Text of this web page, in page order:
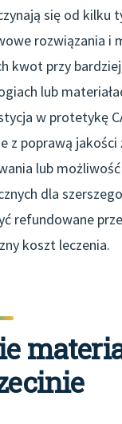
się od kilku
rozwiązania i
kwot przy
lub
w protetykę
z poprawą
lub
dla
refundowane
koszt leczenia.